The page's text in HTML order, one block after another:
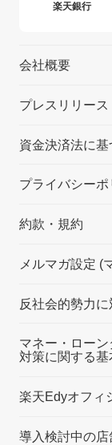
楽天銀行
会社概要
プレスリリース
資金決済法に
プライバシーポ
約款・規約
メルマガ設定 (
反社会的勢力
マネー・ロー
対策に関する基
楽天Edyオフィ
導入検討中の店